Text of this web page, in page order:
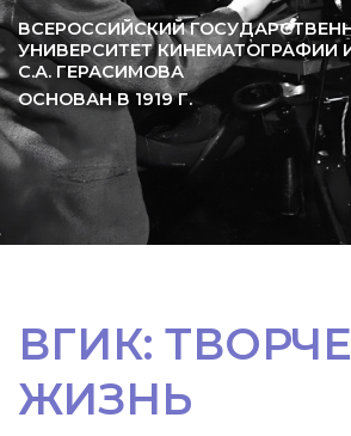
ВСЕРОССИЙСКИЙ
УНИВЕРСИТЕТ КИНЕМАТОГРАФИИ
С.А. ГЕРАСИМОВА
ОСНОВАН В 1919Г.
ВГИК:
ЖИЗНЬ